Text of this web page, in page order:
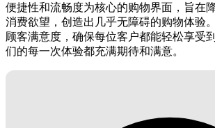
便捷性和流畅度为核心的购物界面，旨在
消费欲望，创造出几乎无障碍的购物体验
顾客满意度，确保每位客户都能轻松享受
们的每一次体验都充满期待和满意。